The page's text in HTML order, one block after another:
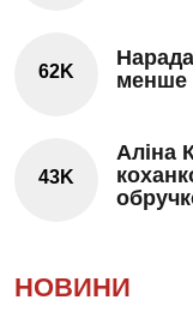
62K
менше
43K
Аліна
НОВИНИ